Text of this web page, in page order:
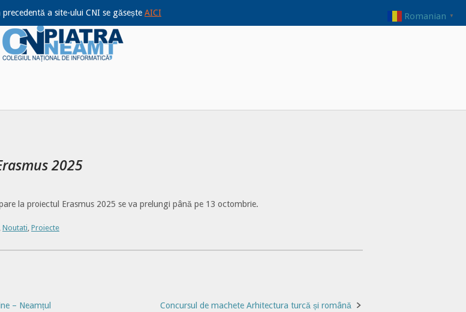
precedentă a site-ului CNI se găsește AICI
Home
2025
la proiectul Erasmus 2025 se va prelungi până pe 13 octombrie.
, Noutati, Proiecte
– Neamțul
Concursul de machete Arhitectura turcă și română
Romanian ▼